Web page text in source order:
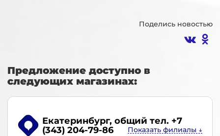
Поделись новостью
Предложение доступно в
следующих магазинах:
Екатеринбург, общий тел. +7
(343) 204-79-86